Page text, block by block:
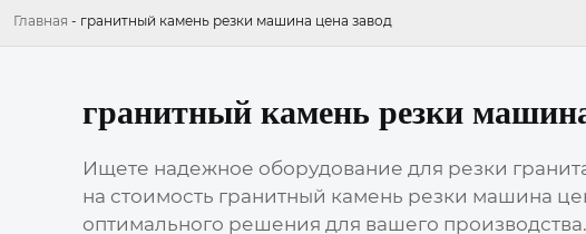
Главная - гранитный камень резки машина цена завод
гранитный камень резки
Ищете надежное оборудование для резки
на стоимость гранитный камень резки машина
оптимального решения для вашего